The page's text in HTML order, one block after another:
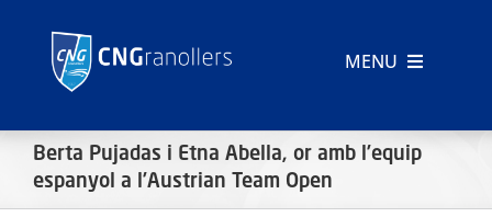
MENU
CLUB
Berta Pujadas i Etna Abella, or amb l’equip
espanyol a l’Austrian Team Open